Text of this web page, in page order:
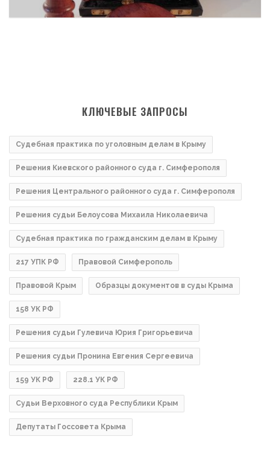
КЛЮЧЕВЫЕ ЗАПРОСЫ
Судебная практика по уголовным делам в Крыму
Решения Киевского районного суда г. Симферополя
Решения Центрального районного суда г. Симферополя
Решения судьи Белоусова Михаила Николаевича
Судебная практика по гражданским делам в Крыму
217 УПК РФ Правовой Симферополь
Правовой Крым Образцы документов в суды Крыма
158 УК РФ
Решения судьи Гулевича Юрия Григорьевича
Решения судьи Пронина Евгения Сергеевича
159 УК РФ 228.1 УК РФ
Судьи Верховного суда Республики Крым
Депутаты Госсовета Крыма